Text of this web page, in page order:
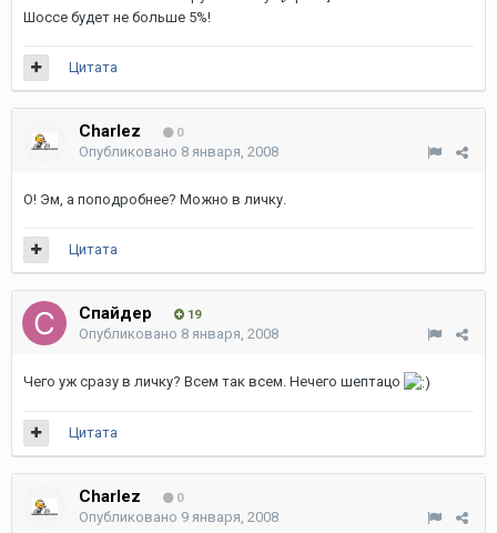
Шоссе будет не больше 5%!
Цитата
Charlez 0
Опубликовано 8 января, 2008
О! Эм, а поподробнее? Можно в личку.
Цитата
Спайдер 19
Опубликовано 8 января, 2008
Чего уж сразу в личку? Всем так всем. Нечего шептацо
Цитата
Charlez 0
Опубликовано 9 января, 2008